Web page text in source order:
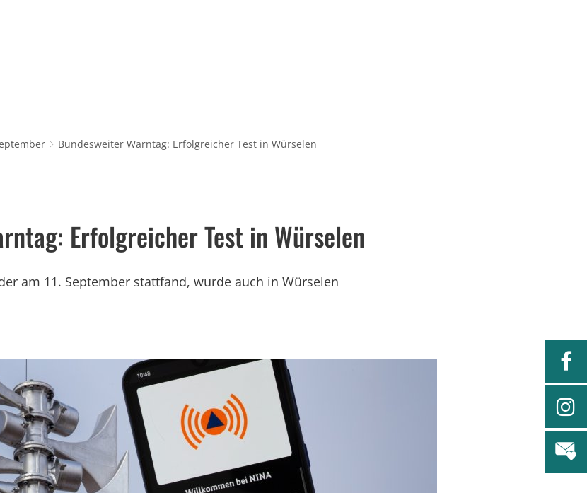
Bundesweiter Warntag: Erfolgreicher Test in Würselen
Erfolgreicher Test in Würselen
am 11. September stattfand, wurde auch in Würselen